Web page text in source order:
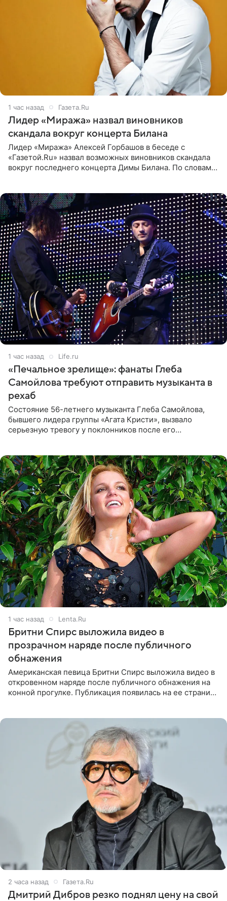
1 час назад Газета.Ru
Лидер «Миража» назвал виновников
скандала вокруг концерта Билана
Лидер «Миража» Алексей Горбашов в беседе с
«Газетой.Ru» назвал возможных виновников скандала
вокруг последнего концерта Димы Билана. По словам
1 час назад Life.ru
«Печальное зрелище»: фанаты Глеба
Самойлова требуют отправить музыканта в
рехаб
Состояние 56-летнего музыканта Глеба Самойлова,
бывшего лидера группы «Агата Кристи», вызвало
серьезную тревогу у поклонников после его
1 час назад Lenta.Ru
Бритни Спирс выложила видео в
прозрачном наряде после публичного
обнажения
Американская певица Бритни Спирс выложила видео в
откровенном наряде после публичного обнажения на
конной прогулке. Публикация появилась на ее странице
2 часа назад Газета.Ru
Дмитрий Дибров резко поднял цену на свой